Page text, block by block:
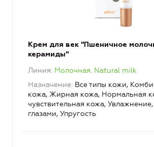
Крем для век "Пшеничное
керамиды"
Линия Молочная. Natural milk
Назначение Все типы кожи,
кожа, Жирная кожа, Нормальная
чувствительная кожа,
глазами, Упругость